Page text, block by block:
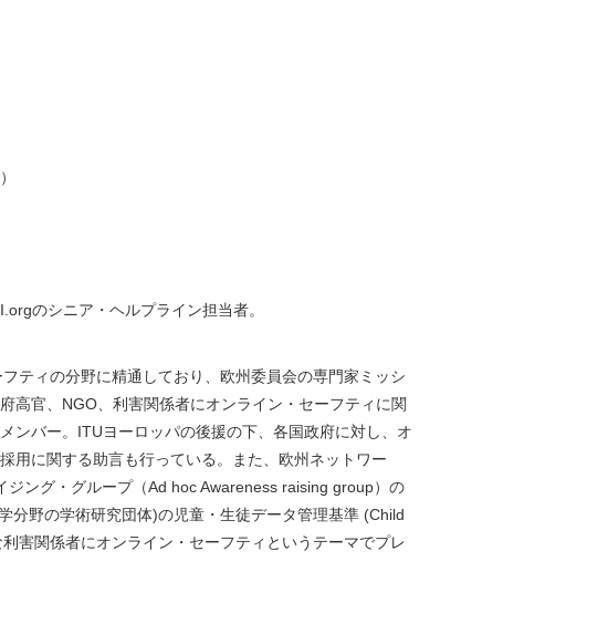
のシニア・ヘルプライン担当者。
ティの分野に精通しており、欧州委員会の専門家ミッシ
高官、NGO、利害関係者にオンライン・セーフティに関
ンバー。ITUヨーロッパの後援の下、各国政府に対し、オ
用に関する助言も行っている。また、欧州ネットワー
ング・グループ（Ad hoc Awareness raising group）の
分野の学術研究団体)の児童・生徒データ管理基準 (Child
害関係者にオンライン・セーフティというテーマでプレ